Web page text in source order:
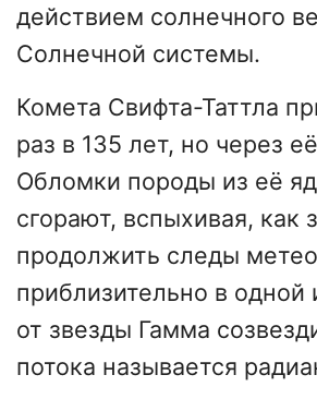
действием солнечного
Солнечной системы.
Комета Свифта-Таттла
раз в 135 лет, но через
Обломки породы из её
сгорают, вспыхивая,
продолжить следы
приблизительно в
от звезды Гамма
потока называется